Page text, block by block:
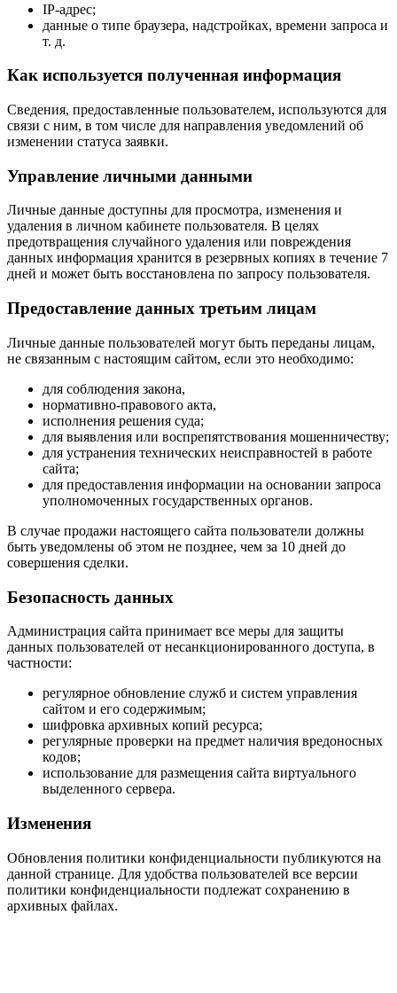
IP-адрес;
данные о типе браузера, надстройках, времени запроса и
т. д.
Как используется полученная информация
Сведения, предоставленные пользователем, используются для
связи с ним, в том числе для направления уведомлений об
изменении статуса заявки.
Управление личными данными
Личные данные доступны для просмотра, изменения и
удаления в личном кабинете пользователя. В целях
предотвращения случайного удаления или повреждения
данных информация хранится в резервных копиях в течение 7
дней и может быть восстановлена по запросу пользователя.
Предоставление данных третьим лицам
Личные данные пользователей могут быть переданы лицам,
не связанным с настоящим сайтом, если это необходимо:
для соблюдения закона,
нормативно-правового акта,
исполнения решения суда;
для выявления или воспрепятствования мошенничеству;
для устранения технических неисправностей в работе
сайта;
для предоставления информации на основании запроса
уполномоченных государственных органов.
В случае продажи настоящего сайта пользователи должны
быть уведомлены об этом не позднее, чем за 10 дней до
совершения сделки.
Безопасность данных
Администрация сайта принимает все меры для защиты
данных пользователей от несанкционированного доступа, в
частности:
регулярное обновление служб и систем управления
сайтом и его содержимым;
шифровка архивных копий ресурса;
регулярные проверки на предмет наличия вредоносных
кодов;
использование для размещения сайта виртуального
выделенного сервера.
Изменения
Обновления политики конфиденциальности публикуются на
данной странице. Для удобства пользователей все версии
политики конфиденциальности подлежат сохранению в
архивных файлах.